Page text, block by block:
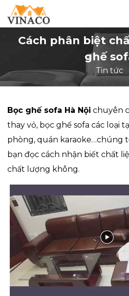
Cách phân biệt
ghế
Tin tức
Bọc ghế sofa Hà Nội chuyên
thay vỏ, bọc ghế sofa các loại
phòng, quán karaoke…chúng
bạn đọc cách nhận biết chất
chất lượng không.